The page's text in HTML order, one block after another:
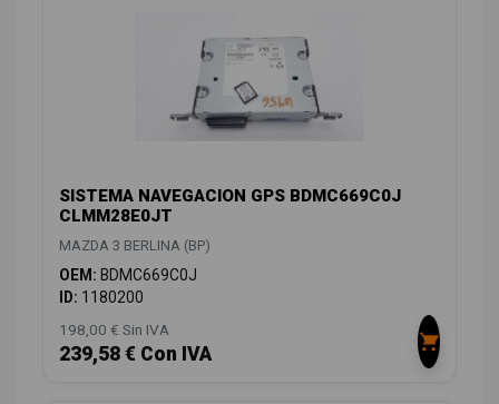
SISTEMA NAVEGACION GPS BDMC669C0J
CLMM28E0JT
MAZDA 3 BERLINA (BP)
OEM: BDMC669C0J
ID: 1180200
198,00 € Sin IVA
239,58 € Con IVA